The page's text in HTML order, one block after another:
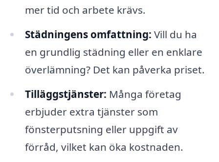
mer tid och arbete krävs.
Städningens omfattning: Vill du ha
en grundlig städning eller en enklare
överlämning? Det kan påverka priset.
Tilläggstjänster: Många företag
erbjuder extra tjänster som
fönsterputsning eller uppgift av
förråd, vilket kan öka kostnaden.